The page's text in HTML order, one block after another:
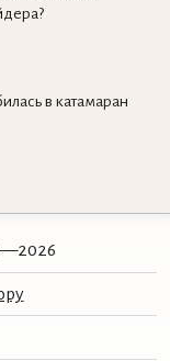
в катамаран